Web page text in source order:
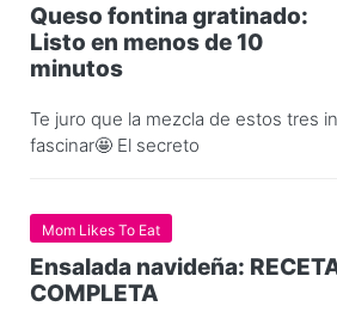
Queso fontina gratinado:
Listo en menos de 10
minutos
Te juro que la mezcla de estos tres
fascinar🤩 El secreto
Mom Likes To Eat
Ensalada navideña:
COMPLETA